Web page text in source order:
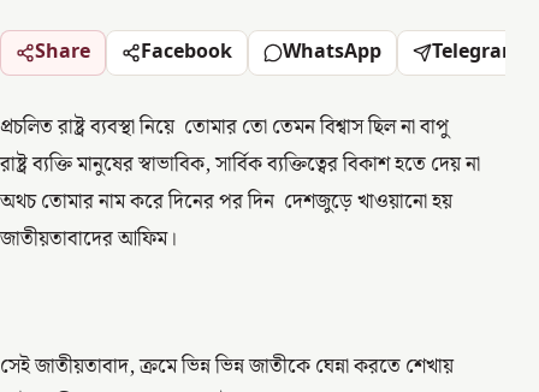
Share Facebook WhatsApp Telegram
প্রচলিত রাষ্ট্র ব্যবস্থা নিয়ে তোমার তো তেমন বিশ্বাস ছিল না বাপু
রাষ্ট্র ব্যক্তি মানুষের স্বাভাবিক, সার্বিক ব্যক্তিত্বের বিকাশ হতে দেয় না
অথচ তোমার নাম করে দিনের পর দিন দেশজুড়ে খাওয়ানো হয়
জাতীয়তাবাদের আফিম।
সেই জাতীয়তাবাদ, ক্রমে ভিন্ন ভিন্ন জাতীকে ঘেন্না করতে শেখায়